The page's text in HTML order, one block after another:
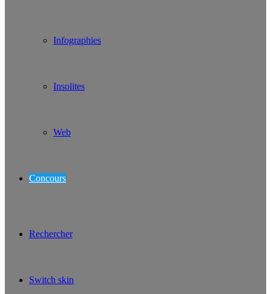
Infographies
Insolites
Web
Concours
Rechercher
Switch skin